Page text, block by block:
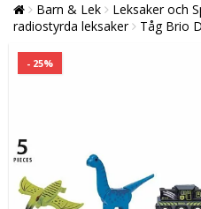
Barn & Lek Leksaker och
radiostyrda leksaker
Tåg Brio
- 25%